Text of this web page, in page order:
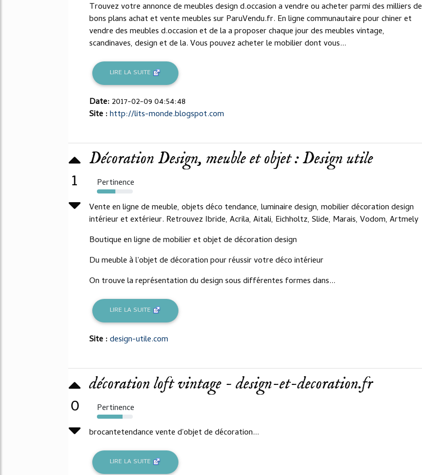
Trouvez votre annonce de meubles design d.occasion a vendre ou acheter parmi des milliers de
bons plans achat et vente meubles sur ParuVendu.fr. En ligne communautaire pour chiner et
vendre des meubles d.occasion et de la a proposer chaque jour des meubles vintage,
scandinaves, design et de la. Vous pouvez acheter le mobilier dont vous...
LIRE LA SUITE
Date: 2017-02-09 04:54:48
Site :http://lits-monde.blogspot.com
1
Décoration Design, meuble et objet : Design utile
Pertinence
51%
Vente en ligne de meuble, objets déco tendance, luminaire design, mobilier décoration design
intérieur et extérieur. Retrouvez Ibride, Acrila, Aitali, Eichholtz, Slide, Marais, Vodom, Artmely
Boutique en ligne de mobilier et objet de décoration design
Du meuble à l'objet de décoration pour réussir votre déco intérieur
On trouve la représentation du design sous différentes formes dans...
LIRE LA SUITE
Site :design-utile.com
0
décoration loft vintage - design-et-decoration.fr
Pertinence
72%
brocantetendance vente d'objet de décoration...
LIRE LA SUITE